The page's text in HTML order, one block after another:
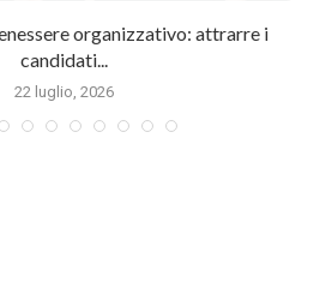
organizzativo: attrarre i
candidati...
22 luglio, 2026